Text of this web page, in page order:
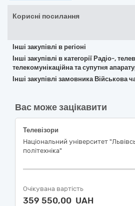
Корисні посилання
Інші закупівлі в регіоні
Інші закупівлі в категорії Радіо-,
телекомунікаційна та супутня
Інші закупівлі замовника Військова
Вас може зацікавити
Телевізори
Національний університет
політехніка"
Очікувана вартість
359 550,00 UAH